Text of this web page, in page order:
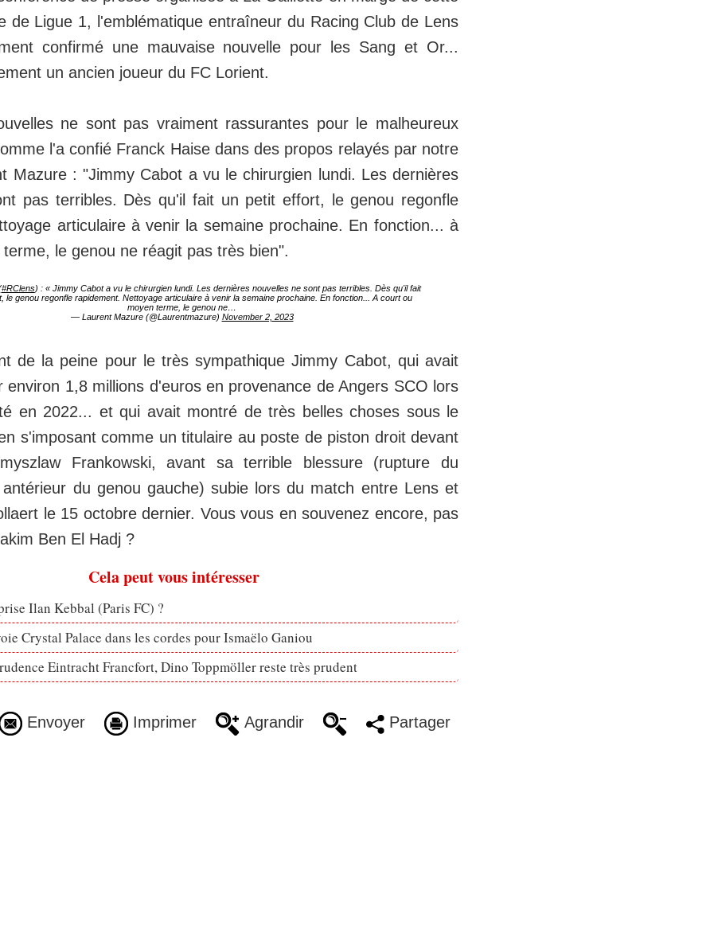
de Ligue 1, l'emblématique entraîneur du Racing Club de Lens
confirmé une mauvaise nouvelle pour les Sang et Or...
un ancien joueur du FC Lorient.
ne sont pas vraiment rassurantes pour le malheureux
l'a confié Franck Haise dans des propos relayés par notre
Mazure : "Jimmy Cabot a vu le chirurgien lundi. Les dernières
pas terribles. Dès qu'il fait un petit effort, le genou regonfle
articulaire à venir la semaine prochaine. En fonction... à
le genou ne réagit pas très bien".
#RClens) : « Jimmy Cabot a vu le chirurgien lundi. Les dernières nouvelles ne sont pas terribles. Dès qu'il fait
le genou regonfle rapidement. Nettoyage articulaire à venir la semaine prochaine. En fonction... A court ou
moyen terme, le genou ne…
— Laurent Mazure (@Laurentmazure) November 2, 2023
de la peine pour le très sympathique Jimmy Cabot, qui avait
environ 1,8 millions d'euros en provenance de Angers SCO lors
en 2022... et qui avait montré de très belles choses sous le
s'imposant comme un titulaire au poste de piston droit devant
Frankowski, avant sa terrible blessure (rupture du
antérieur du genou gauche) subie lors du match entre Lens et
le 15 octobre dernier. Vous vous en souvenez encore, pas
Ben El Hadj ?
Cela peut vous intéresser
Ilan Kebbal (Paris FC) ?
Crystal Palace dans les cordes pour Ismaëlo Ganiou
Eintracht Francfort, Dino Toppmöller reste très prudent
Envoyer Imprimer Agrandir Partager